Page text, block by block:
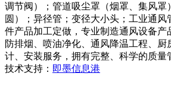
调节阀）；管道吸尘罩（烟罩、集风罩
圆）；异径管；变径大小头；工业通
件产品加工定做，专业制造通风设备产
防排烟、喷油净化、通风降温工程、厨
计、安装服务，拥有完整、科学的质量
技术支持： 即墨信息港